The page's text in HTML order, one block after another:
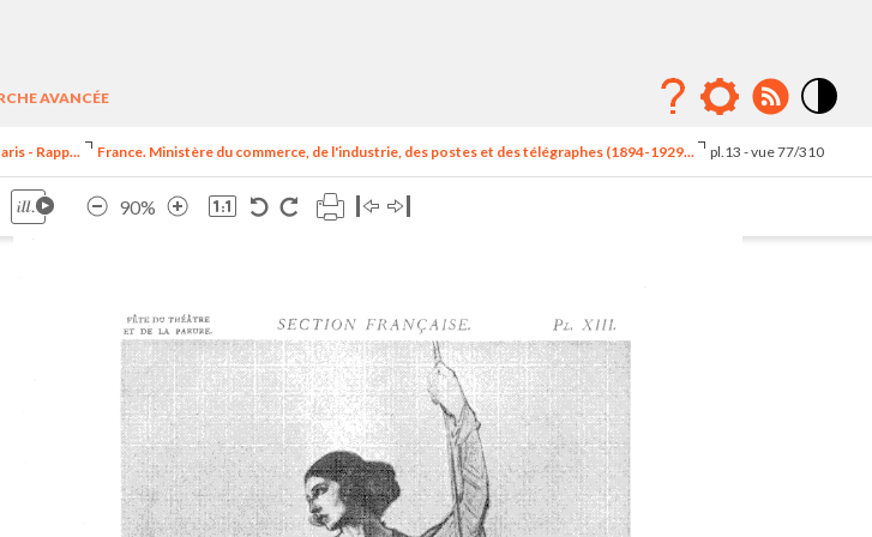
AVANCÉE
élévé
- Rapp... France. Ministère du commerce, de l'industrie, des postes et des télégraphes (1894-1929... pl.13 - vue 77/310
90%